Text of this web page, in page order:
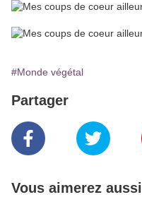
#Monde végétal
Partager
Vous aimerez aussi